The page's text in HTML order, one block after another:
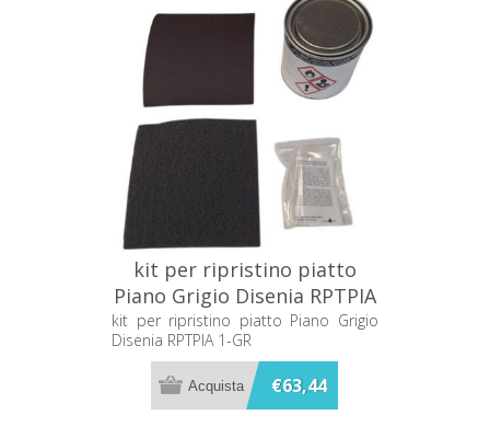
kit per ripristino piatto
Piano Grigio Disenia RPTPIA
1-GR
kit per ripristino piatto Piano Grigio
Disenia RPTPIA 1-GR
€63,44